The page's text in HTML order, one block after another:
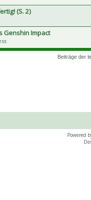
(S. 2)
Genshin Impact
Beiträge der
Powered